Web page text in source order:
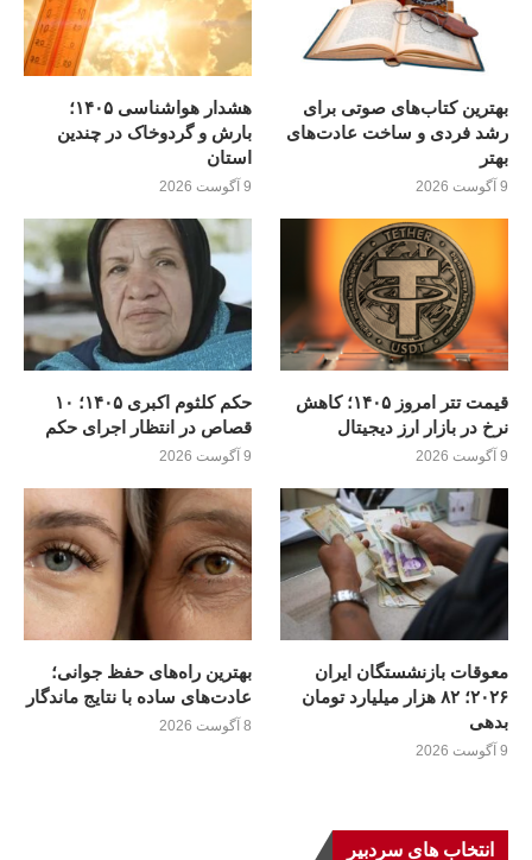
بهترین کتاب‌های صوتی برای
رشد فردی و ساخت عادت‌های
بهتر
9 آگوست 2026
هشدار هواشناسی ۱۴۰۵؛
بارش و گردوخاک در چندین
استان
9 آگوست 2026
قیمت تتر امروز ۱۴۰۵؛ کاهش
نرخ در بازار ارز دیجیتال
9 آگوست 2026
حکم کلثوم اکبری ۱۴۰۵؛ ۱۰
قصاص در انتظار اجرای حکم
9 آگوست 2026
معوقات بازنشستگان ایران
۲۰۲۶؛ ۸۲ هزار میلیارد تومان
بدهی
9 آگوست 2026
بهترین راه‌های حفظ جوانی؛
عادت‌های ساده با نتایج ماندگار
8 آگوست 2026
انتخاب های سردبیر